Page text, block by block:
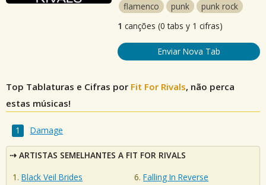
flamenco
punk
punk rock
1 canções (0 tabs y 1 cifras)
Enviar Nova Tab
Top Tablaturas e Cifras por Fit For Rivals, não perca
estas músicas!
Damage
ARTISTAS SEMELHANTES A FIT FOR RIVALS
Black Veil Brides
Falling In Reverse